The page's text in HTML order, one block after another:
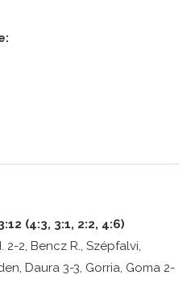
(4:3, 3:1, 2:2, 4:6)
2-2, Bencz R., Szépfalvi,
Daura 3-3, Gorria, Goma 2-